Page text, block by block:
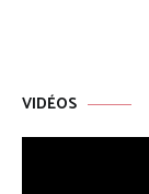
VIDÉOS